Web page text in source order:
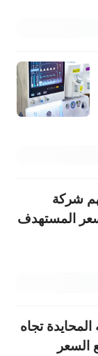
شركة
المستهدف
تجاه
السعر